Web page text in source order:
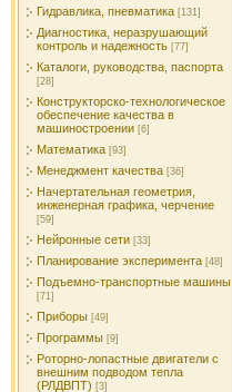
Гидравлика, пневматика [131]
Диагностика, неразрушающий
контроль и надежность [77]
Каталоги, руководства, паспорта
[28]
Конструкторско-технологическое
обеспечение качества в
машиностроении [6]
Математика [93]
Менеджмент качества [36]
Начертательная геометрия,
инженерная графика, черчение
[59]
Нейронные сети [33]
Планирование эксперимента [48]
Подъемно-транспортные машины
[71]
Приборы [49]
Программы [9]
Роторно-лопастные двигатели с
внешним подводом тепла
(РЛДВПТ) [3]